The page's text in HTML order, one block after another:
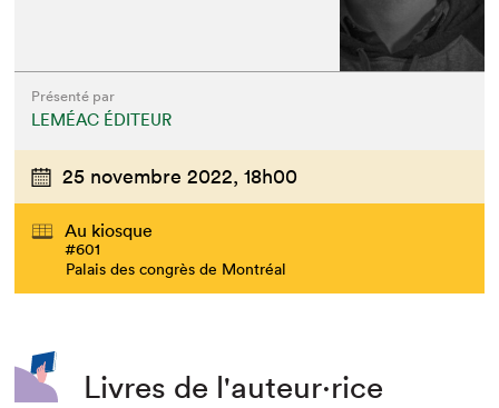
Présenté par
LEMÉAC ÉDITEUR
25 novembre 2022, 18h00
Au kiosque
#601
Palais des congrès de Montréal
Livres de l'auteur·rice